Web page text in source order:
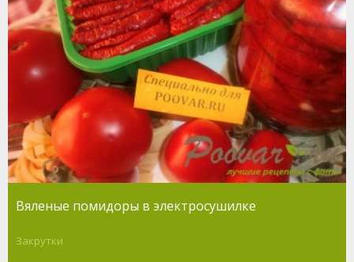
Вяленые помидоры в электросушилке
Закрутки